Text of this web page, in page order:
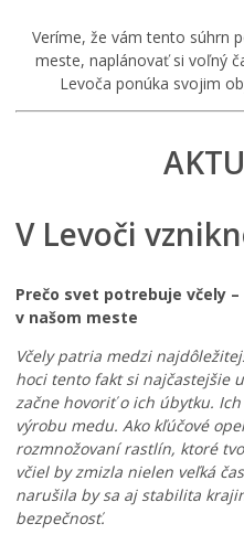
Veríme, že vám tento súhrn
meste, naplánovať si voľný
Levoča ponúka svojim
V Levoči
Prečo svet potrebuje včely
v našom meste
Včely patria medzi
hoci tento fakt si najčastejšie
začne hovoriť o ich úbytku.
výrobu medu. Ako kľúčové
rozmnožovaní rastlín, ktoré
včiel by zmizla nielen veľká
narušila by sa aj stabilita
bezpečnosť.